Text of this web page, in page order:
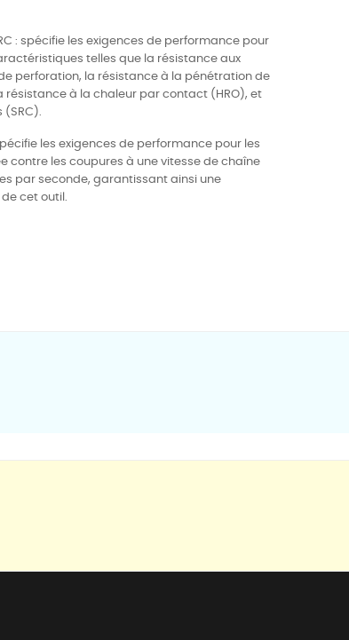
: spécifie les exigences de performance pour
telles que la résistance aux
perforation, la résistance à la pénétration de
résistance à la chaleur par contact (HRO), et
(SRC).
les exigences de performance pour les
contre les coupures à une vitesse de chaîne
par seconde, garantissant ainsi une
cet outil.